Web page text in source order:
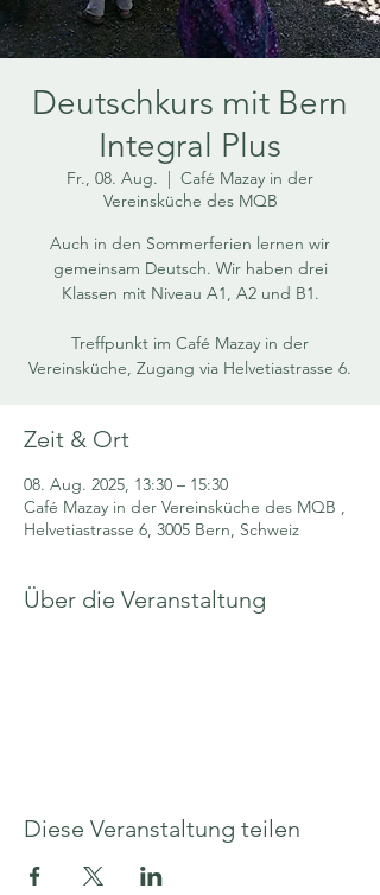
Deutschkurs mit Bern
Integral Plus
Fr., 08. Aug.
  |
Café Mazay in der
Vereinsküche des MQB
Auch in den Sommerferien lernen wir
gemeinsam Deutsch. Wir haben drei
Klassen mit Niveau A1, A2 und B1.
Treffpunkt im Café Mazay in der
Vereinsküche, Zugang via Helvetiastrasse 6.
Zeit & Ort
08. Aug. 2025, 13:30 – 15:30
Café Mazay in der Vereinsküche des MQB ,
Helvetiastrasse 6, 3005 Bern, Schweiz
Über die Veranstaltung
Diese Veranstaltung teilen